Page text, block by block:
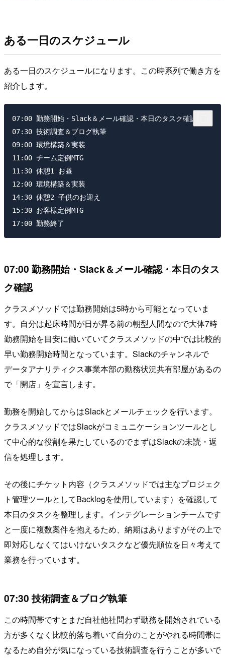
ある一日のスケジュール
ある一日のスケジュールになります。この時系列で働き方を
紹介します。
07:00 勤務開始・Slack＆メール確認・本日のタスク確認
07:30 技術調査＆ブログ執筆
09:00 環境構築＆実装
11:00 チーム定例MTG
11:30 休憩1 お昼
12:00 環境構築＆実装
14:30 休憩2 子供のお迎え
15:30 お客様定例MTG
07:00 勤務開始・Slack＆メール確認・本日のタス
ク確認
クラスメソッドでは勤務開始は5時から可能となっていま
す。自分は起床時間が日が昇る前の朝型人間なので大体7時
勤務開始を目安に働いていてクラスメソッドの中では比較的
早い勤務開始時間となっています。Slackのチャンネルで
データアナリティクス事業本部の勤務状況共有部屋があるの
で「開店」を宣言します。
勤務を開始してからはSlackとメールチェックを行います。
クラスメソッドではSlackがコミュニケーションツールとし
て中心的な役割を果たしているのでまずはSlackの未読・返
信を処理します。
その後にチケット内容（クラスメソッドでは主なプロジェク
ト管理ツールとしてBacklogを使用しています）を確認して
本日のタスクを整理します。インテグレーションチームです
と一度に複数案件を抱えるため、納期はありますがその上で
即対応しなくてはいけないタスクなど優先順位を日々考えて
業務を行っています。
07:30 技術調査＆ブログ執筆
この時間帯ですとまだ自社他社問わず勤務を開始されている
方が多くなく比較的落ち着いて自分のことがやれる時間帯に
なるため自分が気になっている技術調査を行うことが多いで